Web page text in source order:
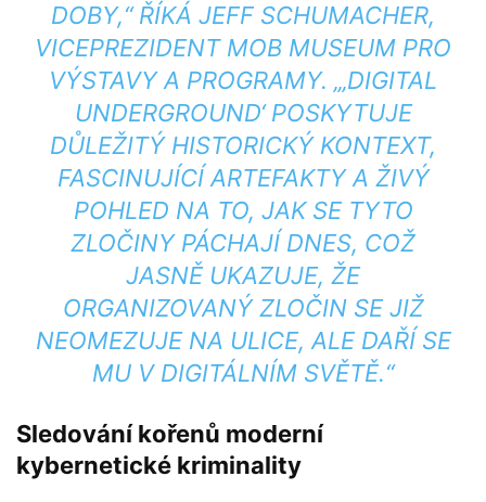
DOBY,“ ŘÍKÁ JEFF SCHUMACHER,
VICEPREZIDENT MOB MUSEUM PRO
VÝSTAVY A PROGRAMY. „‚DIGITAL
UNDERGROUND‘ POSKYTUJE
DŮLEŽITÝ HISTORICKÝ KONTEXT,
FASCINUJÍCÍ ARTEFAKTY A ŽIVÝ
POHLED NA TO, JAK SE TYTO
ZLOČINY PÁCHAJÍ DNES, COŽ
JASNĚ UKAZUJE, ŽE
ORGANIZOVANÝ ZLOČIN SE JIŽ
NEOMEZUJE NA ULICE, ALE DAŘÍ SE
MU V DIGITÁLNÍM SVĚTĚ.“
Sledování kořenů moderní
kybernetické kriminality